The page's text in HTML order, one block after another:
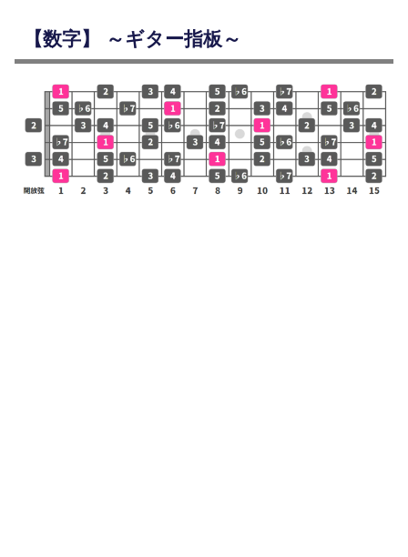
【数字】 ～ギター指板～